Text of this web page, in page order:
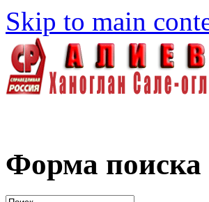
Skip to main
Форма поиска